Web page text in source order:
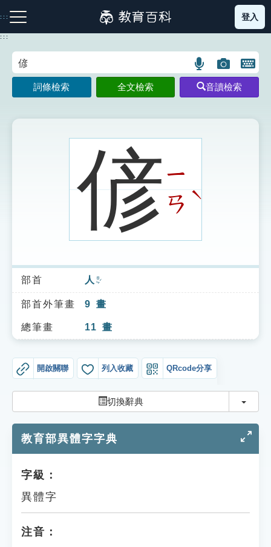
到
主
:::
注音索引圖示 筆畫索引圖示 部首索引表圖示
索引選單
知識索引
單字索引
貓頭鷹博士
登入
:::
語
言
搜
示
圖
片
搜
開
鍵
圖
詞條檢索 全文檢索 音讀檢索
偐ㄧ
ㄢˋ
部首 人 ㄖㄣˊ
部首外筆畫 9 畫
總筆畫 11 畫
開啟關聯 列入收藏 QRcode分享
切換辭典 切換
教育部異體字字典
字級：
異體字
注音：